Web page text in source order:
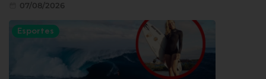
07/08/2026
Esportes